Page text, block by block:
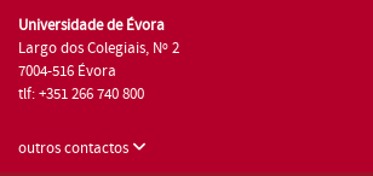
Universidade de Évora
Largo dos Colegiais, Nº 2
7004-516 Évora
tlf: +351 266 740 800
outros contactos